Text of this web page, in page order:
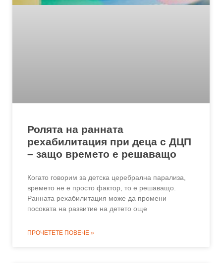
Ролята на ранната
рехабилитация при деца с ДЦП
– защо времето е решаващо
Когато говорим за детска церебрална парализа,
времето не е просто фактор, то е решаващо.
Ранната рехабилитация може да промени
посоката на развитие на детето още
ПРОЧЕТЕТЕ ПОВЕЧЕ »